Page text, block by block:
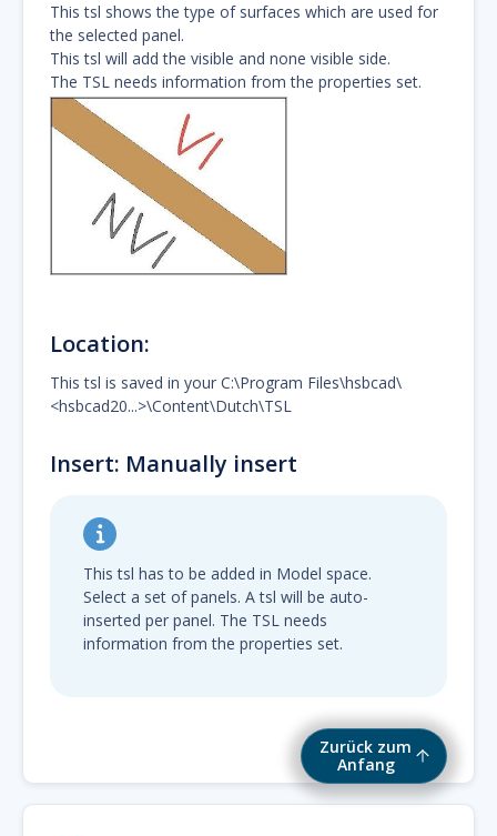
Zurück zum
Anfang
This tsl shows the type of surfaces which are used for
the selected panel.
This tsl will add the visible and none visible side.
The TSL needs information from the properties set.
Location:
This tsl is saved in your C:\Program Files\hsbcad\
<hsbcad20...>\Content\Dutch\TSL
Insert: Manually insert
This tsl has to be added in Model space.
Select a set of panels. A tsl will be auto-
inserted per panel. The TSL needs
information from the properties set.